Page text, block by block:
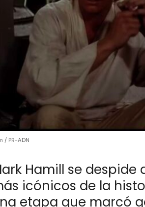
/ PR-ADN
Hamill se
icónicos de la
etapa que marcó